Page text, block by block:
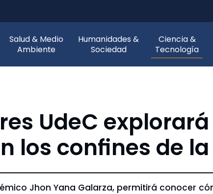
Salud & Medio
Ambiente
Humanidades &
Sociedad
Ciencia &
Tecnología
UdeC
los confines de
Jhon Yana Galarza, permitirá conocer